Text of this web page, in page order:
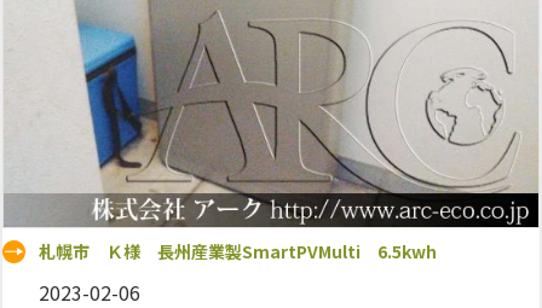
札幌市 Ｋ様 長州産業製SmartPVMulti 6.5kwh
2023-02-06